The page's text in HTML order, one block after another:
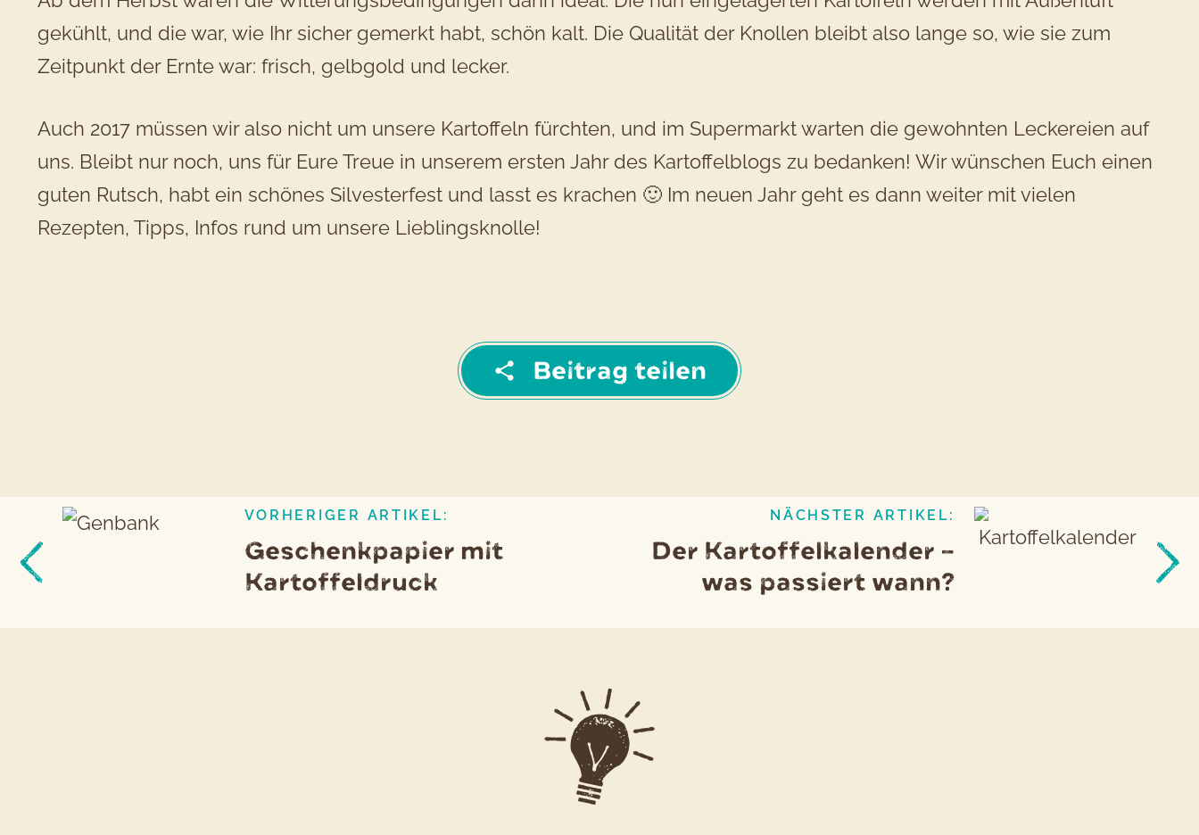
gekühlt, und die war, wie Ihr sicher gemerkt habt, schön kalt. Die Qualität der Knollen bleibt also lange so, wie sie zum
Zeitpunkt der Ernte war: frisch, gelbgold und lecker.
Auch 2017 müssen wir also nicht um unsere Kartoffeln fürchten, und im Supermarkt warten die gewohnten Leckereien auf
uns. Bleibt nur noch, uns für Eure Treue in unserem ersten Jahr des Kartoffelblogs zu bedanken! Wir wünschen Euch einen
guten Rutsch, habt ein schönes Silvesterfest und lasst es krachen 🙂 Im neuen Jahr geht es dann weiter mit vielen
Rezepten, Tipps, Infos rund um unsere Lieblingsknolle!
Beitrag teilen
Beitragsnavigation
Vorheriger
Artikel
VORHERIGER ARTIKEL:
Geschenkpapier mit
Kartoffeldruck
NÄCHSTER ARTIKEL:
Der Kartoffelkalender –
was passiert wann?